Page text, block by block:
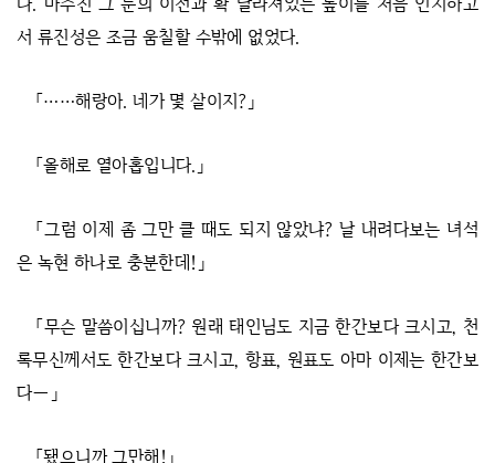
서 류진성은 조금 움칠할 수밖에 없었다.
「……해랑아. 네가 몇 살이지?」
「올해로 열아홉입니다.」
「그럼 이제 좀 그만 클 때도 되지 않았냐? 날 내려다보는 녀석
은 녹현 하나로 충분한데!」
「무슨 말씀이십니까? 원래 태인님도 지금 한간보다 크시고, 천
록무신께서도 한간보다 크시고, 항표, 원표도 아마 이제는 한간보
다―」
「됐으니까 그만해!」